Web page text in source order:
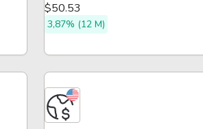
$50.53
3,87% (12 M)